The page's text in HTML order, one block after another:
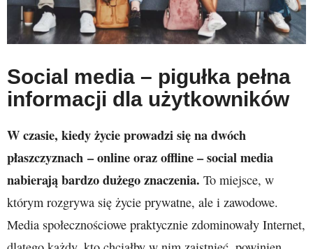
Social media – pigułka pełna
informacji dla użytkowników
W czasie, kiedy życie prowadzi się na dwóch
płaszczyznach – online oraz offline – social media
nabierają bardzo dużego znaczenia. To miejsce, w
którym rozgrywa się życie prywatne, ale i zawodowe.
Media społecznościowe praktycznie zdominowały Internet,